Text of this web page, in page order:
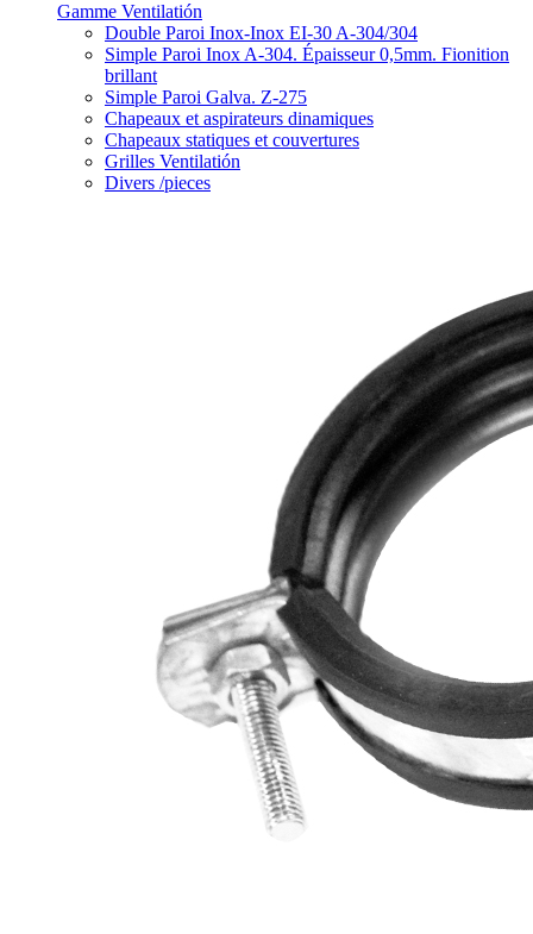
Gamme Ventilatión
Double Paroi Inox-Inox EI-30 A-304/304
Simple Paroi Inox A-304. Épaisseur 0,5mm. Fionition
brillant
Simple Paroi Galva. Z-275
Chapeaux et aspirateurs dinamiques
Chapeaux statiques et couvertures
Grilles Ventilatión
Divers /pieces